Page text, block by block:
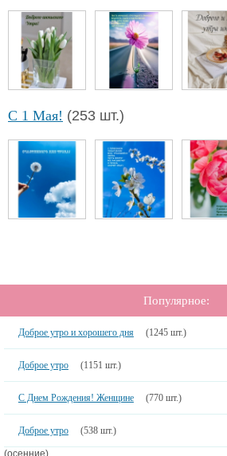
С 1 Мая! (253 шт.)
Популярное:
Доброе утро и хорошего дня (1245 шт.)
Доброе утро (1151 шт.)
С Днем Рождения! Женщине (770 шт.)
Доброе утро (538 шт.)
(осенние)